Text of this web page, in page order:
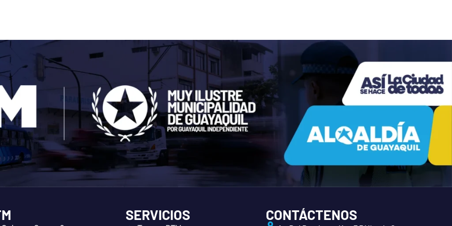
SERVICIOS CONTÁCTENOS